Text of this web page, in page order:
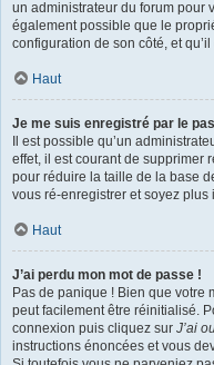
un administrateur du forum pour
également possible que le
configuration de son côté, et
Haut
Je me suis enregistré par le
Il est possible qu’un
effet, il est courant de supprimer
pour réduire la taille de la base
vous ré-enregistrer et soyez plus
Haut
J’ai perdu mon mot de passe !
Pas de panique ! Bien que votre
peut facilement être réinitialisé.
connexion puis cliquez sur J’ai
instructions énoncées et vous